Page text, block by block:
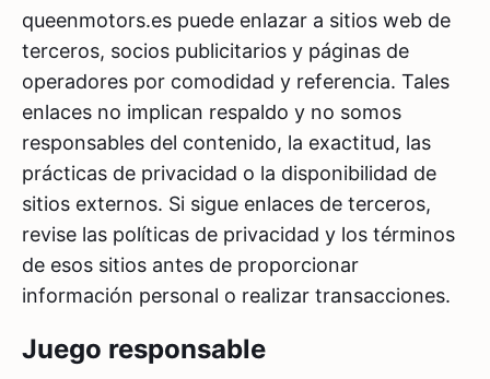
queenmotors.es puede enlazar a sitios web de
terceros, socios publicitarios y páginas de
operadores por comodidad y referencia. Tales
enlaces no implican respaldo y no somos
responsables del contenido, la exactitud, las
prácticas de privacidad o la disponibilidad de
sitios externos. Si sigue enlaces de terceros,
revise las políticas de privacidad y los términos
de esos sitios antes de proporcionar
información personal o realizar transacciones.
Juego responsable